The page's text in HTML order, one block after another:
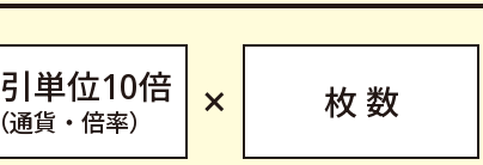
単位10倍
（通貨・倍率） × 枚 数